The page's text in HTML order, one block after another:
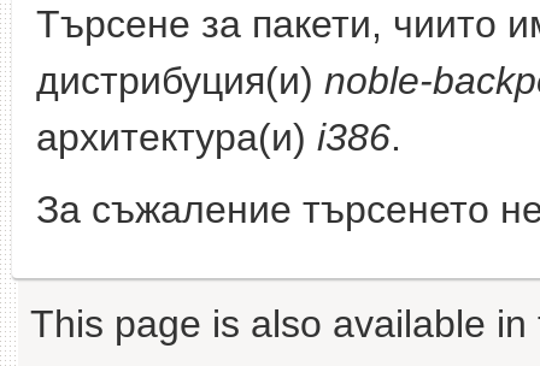
Търсене за пакети, чиито
дистрибуция(и) noble-
архитектура(и) i386.
За съжаление търсенето
This page is also available